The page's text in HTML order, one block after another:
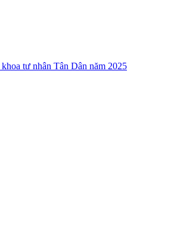
tư nhân Tân Dân năm 2025